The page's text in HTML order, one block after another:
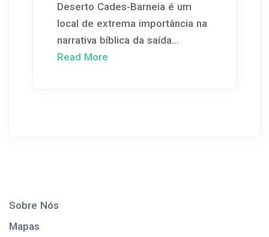
Deserto Cades-Barneia é um
local de extrema importância na
narrativa bíblica da saída...
Read More
Sobre Nós
Mapas